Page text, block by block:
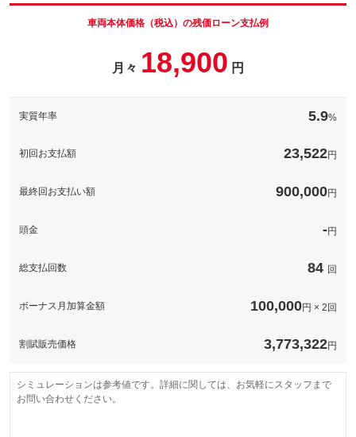
車を長く大切にお乗りいただく為にもおすすめしています。
果を実感してください！お車のメンテナンスも楽になります。愛
車を長く大切にお乗りいただく為にもおすすめしています。
む際や後部座席の同乗者がいても後方の視界をカメラで確認でき
るのでおすすめです。
このパックの見積もり依頼（無料）
備考
には欠かせないドラレコ！ドライブ風景の録画から、万一の事故
車両本体価格（税込）の残価ローン支払例
月々 18,900 円
実質年率 5.9%
初回お支払額 23,522円
最終回お支払い額 900,000円
頭金 -円
総支払回数 84 回
ボーナス月加算金額 100,000円 × 2回
割賦販売価格 3,773,322円
シミュレーションは参考値です。詳細に関しては、お気軽にスタッフまで
お問い合わせください。